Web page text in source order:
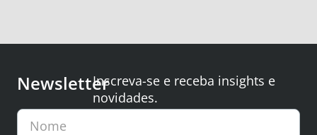
NewsletterInscreva-se e receba insights e
novidades.
Nome